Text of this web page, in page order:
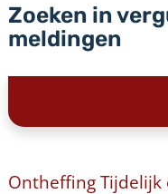
Zoeken in
meldingen
Ontheffing